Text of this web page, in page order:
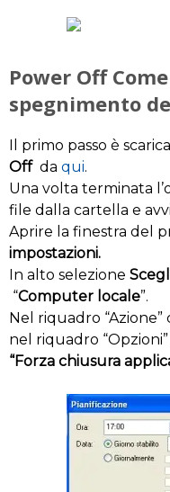
Power Off
spegnimento
Il primo passo è
Offda qui.
Una volta terminata
file dalla cartella e
Aprire la finestra del
impostazioni.
In alto selezione
“Computer locale”.
Nel riquadro “Azione”
nel riquadro
“Forza chiusura